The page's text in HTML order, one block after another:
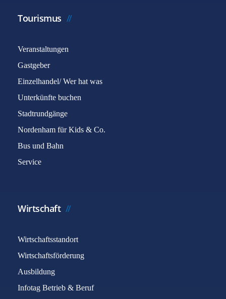
Tourismus
Veranstaltungen
Gastgeber
Einzelhandel/ Wer hat was
Unterkünfte buchen
Stadtrundgänge
Nordenham für Kids & Co.
Bus und Bahn
Service
Wirtschaft
Wirtschaftsstandort
Wirtschaftsförderung
Ausbildung
Infotag Betrieb & Beruf